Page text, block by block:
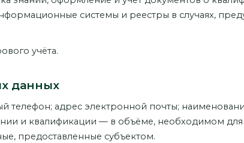
системы и реестры в случаях,
учёта.
данных
телефон; адрес электронной почты;
и квалификации — в объёме, необходимом для
предоставленные субъектом.